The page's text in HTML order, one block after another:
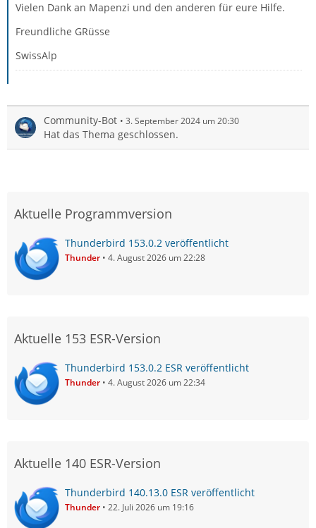
Vielen Dank an Mapenzi und den anderen für eure Hilfe.
Freundliche GRüsse
SwissAlp
Community-Bot 3. September 2024 um 20:30
Hat das Thema geschlossen.
Aktuelle Programmversion
Thunderbird 153.0.2 veröffentlicht
Thunder 4. August 2026 um 22:28
Aktuelle 153 ESR-Version
Thunderbird 153.0.2 ESR veröffentlicht
Thunder 4. August 2026 um 22:34
Aktuelle 140 ESR-Version
Thunderbird 140.13.0 ESR veröffentlicht
Thunder 22. Juli 2026 um 19:16